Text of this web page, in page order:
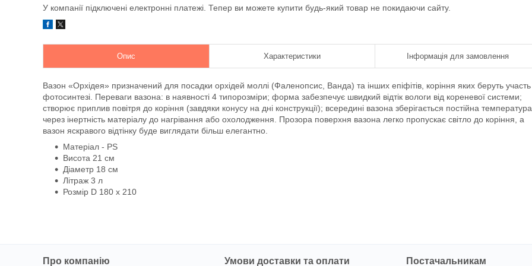
У компанії підключені електронні платежі. Тепер ви можете купити будь-який товар не покидаючи сайту.
Опис Характеристики Інформація для замовлення
Вазон «Орхідея» призначений для посадки орхідей моллі (Фаленопсис, Ванда) та інших епіфітів, коріння яких беруть
фотосинтезі. Переваги вазона: в наявності 4 типорозміри; форма забезпечує швидкий відтік вологи від кореневої системи;
створює приплив повітря до коріння (завдяки конусу на дні конструкції); всередині вазона зберігається постійна температура
через інертність матеріалу до нагрівання або охолодження. Прозора поверхня вазона легко пропускає світло до коріння, а
вазон яскравого відтінку буде виглядати більш елегантно.
Матеріал - PS
Висота 21 см
Діаметр 18 см
Літраж 3 л
Розмір D 180 x 210
Про компанію Умови доставки та оплати Постачальникам